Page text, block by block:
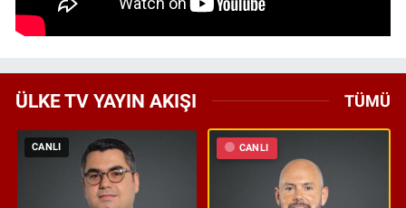
ÜLKE TV YAYIN AKIŞI TÜMÜ
CANLI CANLI